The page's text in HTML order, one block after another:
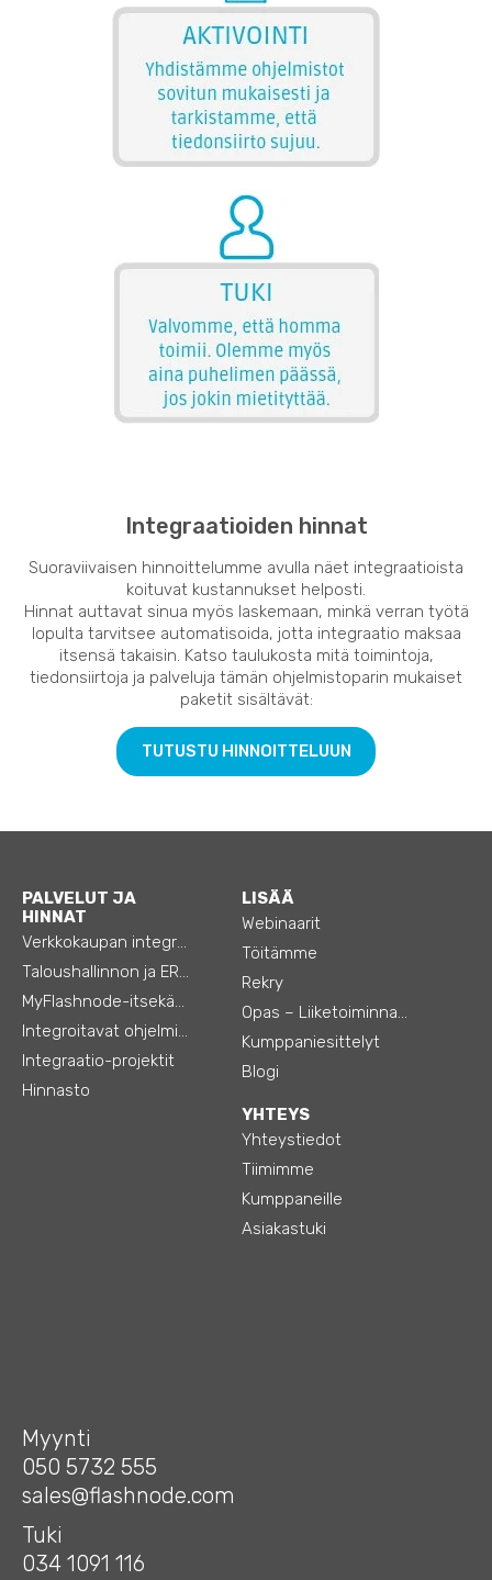
Integraatioiden hinnat
Suoraviivaisen hinnoittelumme avulla näet integraatioista
koituvat kustannukset helposti.
Hinnat auttavat sinua myös laskemaan, minkä verran työtä
lopulta tarvitsee automatisoida, jotta integraatio maksaa
itsensä takaisin. Katso taulukosta mitä toimintoja,
tiedonsiirtoja ja palveluja tämän ohjelmistoparin mukaiset
paketit sisältävät:
TUTUSTU HINNOITTELUUN
PALVELUT JA
HINNAT
Verkkokaupan integraatiot
Taloushallinnon ja ERP:n integraatiot
MyFlashnode-itsekäyttö-automaatio
Integroitavat ohjelmistot
Integraatio-projektit
Hinnasto
LISÄÄ
Webinaarit
Töitämme
Rekry
Opas – Liiketoiminnan tehostamiseen
Kumppaniesittelyt
Blogi
YHTEYS
Yhteystiedot
Tiimimme
Kumppaneille
Asiakastuki
Myynti
050 5732 555
sales@flashnode.com
Tuki
034 1091 116